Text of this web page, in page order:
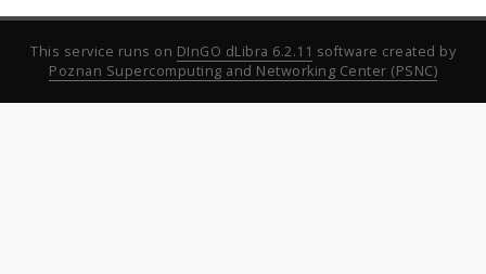
This service runs on DInGO dLibra 6.2.11 software created by
Poznan Supercomputing and Networking Center (PSNC)